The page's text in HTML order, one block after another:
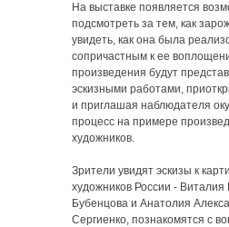
На выставке появляется
подсмотреть за тем, как
увидеть, как она была
сопричастным к ее
произведения будут
эскизными работами,
и приглашая наблюдателя
процесс на примере
художников.
Зрители увидят эскизы к
художников России - Виталия
Бубенцова и Анатолия
Сергиенко, познакомятся с